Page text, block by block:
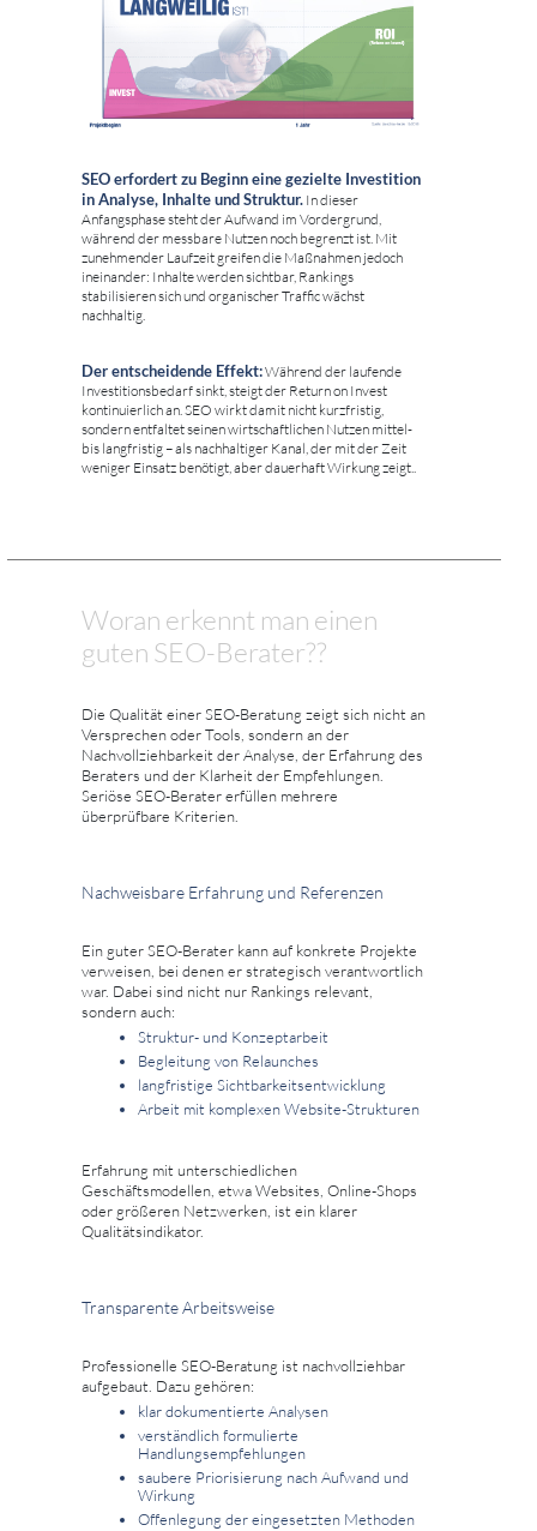
SEO erfordert zu Beginn eine gezielte Investition
in Analyse, Inhalte und Struktur. In dieser
Anfangsphase steht der Aufwand im Vordergrund,
während der messbare Nutzen noch begrenzt ist. Mit
zunehmender Laufzeit greifen die Maßnahmen jedoch
ineinander: Inhalte werden sichtbar, Rankings
stabilisieren sich und organischer Traffic wächst
nachhaltig.
Der entscheidende Effekt:Während der laufende
Investitionsbedarf sinkt, steigt der Return on Invest
kontinuierlich an. SEO wirkt damit nicht kurzfristig,
sondern entfaltet seinen wirtschaftlichen Nutzen mittel-
bis langfristig – als nachhaltiger Kanal, der mit der Zeit
weniger Einsatz benötigt, aber dauerhaft Wirkung zeigt..
Woran erkennt man einen
guten SEO-Berater??
Die Qualität einer SEO-Beratung zeigt sich nicht an
Versprechen oder Tools, sondern an der
Nachvollziehbarkeit der Analyse, der Erfahrung des
Beraters und der Klarheit der Empfehlungen.
Seriöse SEO-Berater erfüllen mehrere
überprüfbare Kriterien.
Nachweisbare Erfahrung und Referenzen
Ein guter SEO-Berater kann auf konkrete Projekte
verweisen, bei denen er strategisch verantwortlich
war. Dabei sind nicht nur Rankings relevant,
sondern auch:
Struktur- und Konzeptarbeit
Begleitung von Relaunches
langfristige Sichtbarkeitsentwicklung
Arbeit mit komplexen Website-Strukturen
Erfahrung mit unterschiedlichen
Geschäftsmodellen, etwa Websites, Online-Shops
oder größeren Netzwerken, ist ein klarer
Qualitätsindikator.
Transparente Arbeitsweise
Professionelle SEO-Beratung ist nachvollziehbar
aufgebaut. Dazu gehören:
klar dokumentierte Analysen
verständlich formulierte
Handlungsempfehlungen
saubere Priorisierung nach Aufwand und
Wirkung
Offenlegung der eingesetzten Methoden